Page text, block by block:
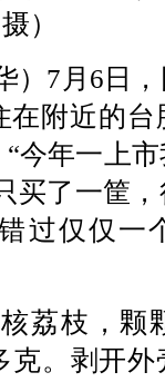
）
） 7月6日
附近的
今年一上
买了一筐
过仅仅一
荔枝，颗
克。剥开